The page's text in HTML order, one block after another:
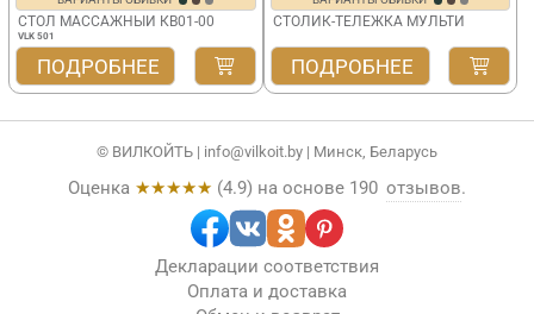
СТОЛ МАССАЖНЫЙ КВ01-00
VLK 501
ПОДРОБНЕЕ
СТОЛИК-ТЕЛЕЖКА МУЛЬТИ
ПОДРОБНЕЕ
© ВИЛКОЙТЬ | info@vilkoit.by | Минск, Беларусь
Оценка ★★★★★ (4.9) на основе 190 отзывов.
Декларации соответствия
Оплата и доставка